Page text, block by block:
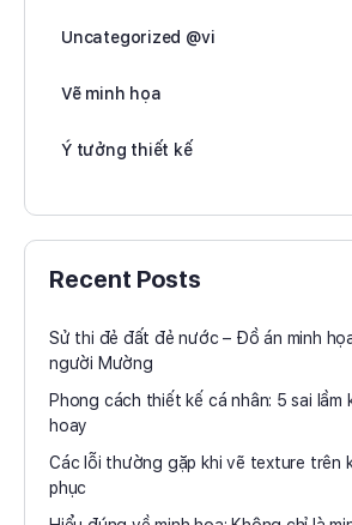
Uncategorized @vi
Vẽ minh họa
Ý tưởng thiết kế
Recent Posts
Sử thi đẻ đất đẻ nước – Đồ án minh
người Mường
Phong cách thiết kế cá nhân: 5 sai lầm
hoay
Các lỗi thường gặp khi vẽ texture trên
phục